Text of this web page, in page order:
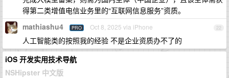
得第二类增值电信业务里的“互联网信息服务”资质。
22
mathiashu4 PRO Oct 8, 2025 via iPhone
人工智能类的按照我的经验 不是企业资质办不了的
iOS 开发实用技术导航
NSHipster 中文版